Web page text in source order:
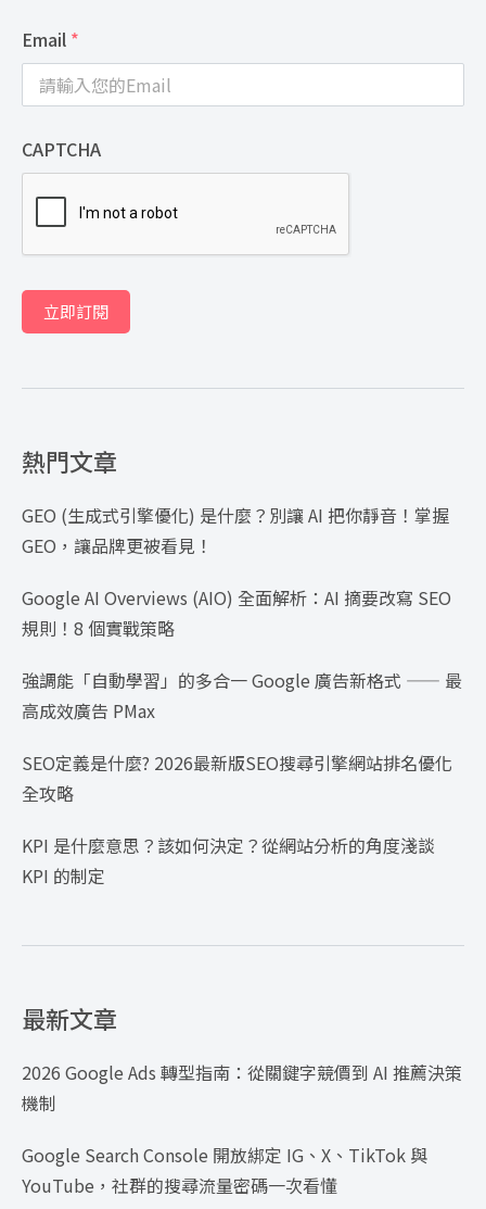
Email *
CAPTCHA
立即訂閱
熱門文章
GEO (生成式引擎優化) 是什麼？別讓 AI 把你靜音！掌握
GEO，讓品牌更被看見！
Google AI Overviews (AIO) 全面解析：AI 摘要改寫 SEO
規則！8 個實戰策略
強調能「自動學習」的多合一 Google 廣告新格式 —— 最
高成效廣告 PMax
SEO定義是什麼? 2026最新版SEO搜尋引擎網站排名優化
全攻略
KPI 是什麼意思？該如何決定？從網站分析的角度淺談
KPI 的制定
最新文章
2026 Google Ads 轉型指南：從關鍵字競價到 AI 推薦決策
機制
Google Search Console 開放綁定 IG、X、TikTok 與
YouTube，社群的搜尋流量密碼一次看懂